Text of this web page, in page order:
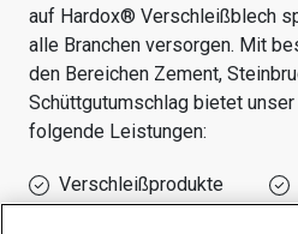
auf Hardox® Verschleißblech
alle Branchen versorgen. Mit
den Bereichen Zement,
Schüttgutumschlag bietet unser
folgende Leistungen:
Verschleißprodukte